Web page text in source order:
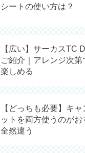
シートの使い方は？
【広い】サーカスTC
ご紹介｜アレンジ次
楽しめる
【どっちも必要】キ
ットを両方使うのが
全然違う